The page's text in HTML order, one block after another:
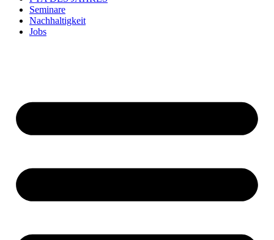
Seminare
Nachhaltigkeit
Jobs